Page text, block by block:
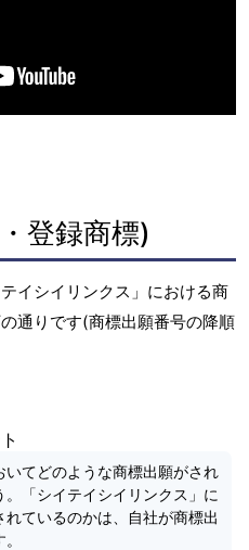
登録商標)
イシイリンクス」における商
通りです(商標出願番号の降順
いてどのような商標出願がされ
「シイテイシイリンクス」に
ているのかは、自社が商標出